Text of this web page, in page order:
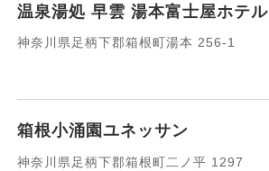
温泉湯処 早雲 湯本富士屋ホテル
神奈川県足柄下郡箱根町湯本 256-1
箱根小涌園ユネッサン
神奈川県足柄下郡箱根町二ノ平 1297